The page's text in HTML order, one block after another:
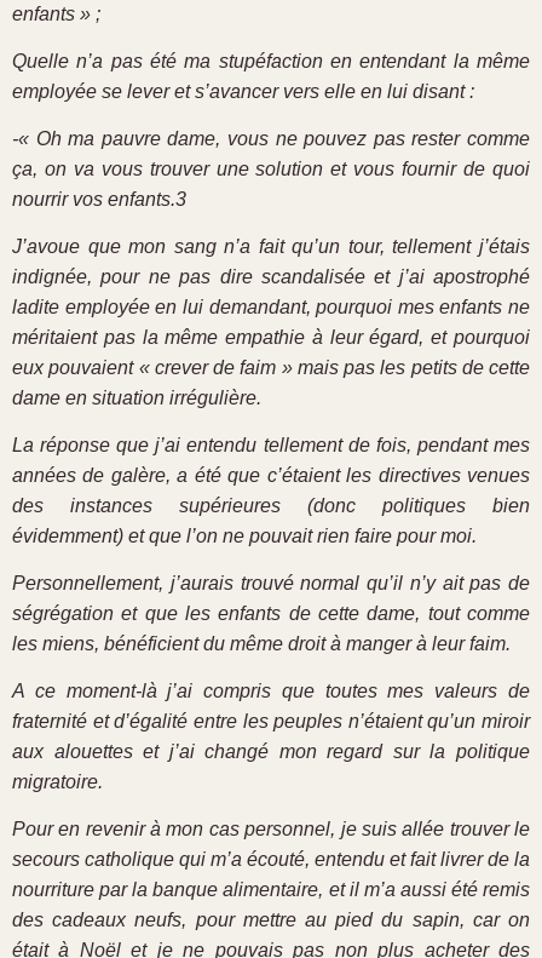
enfants » ;
Quelle n’a pas été ma stupéfaction en entendant la même
employée se lever et s’avancer vers elle en lui disant :
-« Oh ma pauvre dame, vous ne pouvez pas rester comme
ça, on va vous trouver une solution et vous fournir de quoi
nourrir vos enfants.3
J’avoue que mon sang n’a fait qu’un tour, tellement j’étais
indignée, pour ne pas dire scandalisée et j’ai apostrophé
ladite employée en lui demandant, pourquoi mes enfants ne
méritaient pas la même empathie à leur égard, et pourquoi
eux pouvaient « crever de faim » mais pas les petits de cette
dame en situation irrégulière.
La réponse que j’ai entendu tellement de fois, pendant mes
années de galère, a été que c’étaient les directives venues
des instances supérieures (donc politiques bien
évidemment) et que l’on ne pouvait rien faire pour moi.
Personnellement, j’aurais trouvé normal qu’il n’y ait pas de
ségrégation et que les enfants de cette dame, tout comme
les miens, bénéficient du même droit à manger à leur faim.
A ce moment-là j’ai compris que toutes mes valeurs de
fraternité et d’égalité entre les peuples n’étaient qu’un miroir
aux alouettes et j’ai changé mon regard sur la politique
migratoire.
Pour en revenir à mon cas personnel, je suis allée trouver le
secours catholique qui m’a écouté, entendu et fait livrer de la
nourriture par la banque alimentaire, et il m’a aussi été remis
des cadeaux neufs, pour mettre au pied du sapin, car on
était à Noël et je ne pouvais pas non plus acheter des